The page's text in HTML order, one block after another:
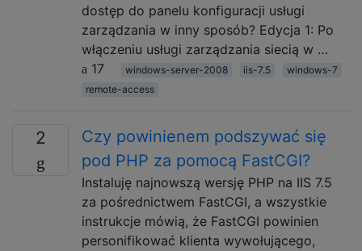
dostęp do panelu konfiguracji usługi
zarządzania w inny sposób? Edycja 1: Po
włączeniu usługi zarządzania siecią w …
17
windows-server-2008 iis-7.5
windows-7
remote-access
2
Czy powinienem podszywać się
pod PHP za pomocą FastCGI?
Instaluję najnowszą wersję PHP na IIS 7.5
za pośrednictwem FastCGI, a wszystkie
instrukcje mówią, że FastCGI powinien
personifikować klienta wywołującego,